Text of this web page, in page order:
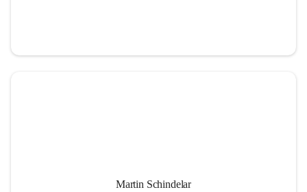
Martin Schindelar